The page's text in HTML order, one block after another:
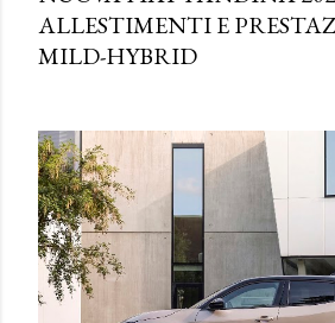
ALLESTIMENTI E
MILD-HYBRID